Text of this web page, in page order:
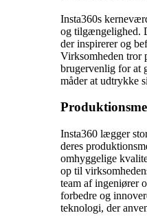
Insta360s
og tilgængelighed.
der inspirerer og
Virksomheden tror
brugervenlig for at
måder at udtrykke
Insta360 lægger
deres
omhyggelige
op til
team af ingeniører
forbedre og
teknologi, der